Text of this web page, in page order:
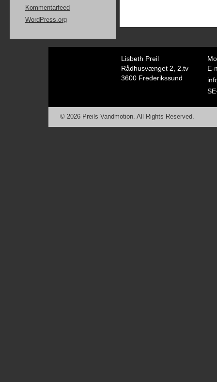
Kommentarfeed
WordPress.org
Lisbeth Preil
Rådhusvænget 2, 2.tv
3600 Frederikssund
E-
© 2026 Preils Vandmotion. All Rights Reserved.